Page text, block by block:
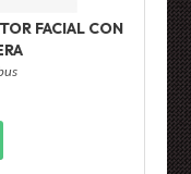
FACIAL CON